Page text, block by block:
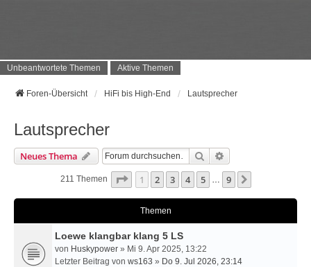
Unbeantwortete Themen Aktive Themen
Foren-Übersicht HiFi bis High-End Lautsprecher
Lautsprecher
Neues Thema Suche
211 Themen Seite 1Von
1 2 3 4 5 … 9
Themen
Loewe klangbar klang 5 LS
von Huskypower » Mi 9. Apr 2025, 13:22
Letzter Beitrag von ws163 » Do 9. Jul 2026, 23:14